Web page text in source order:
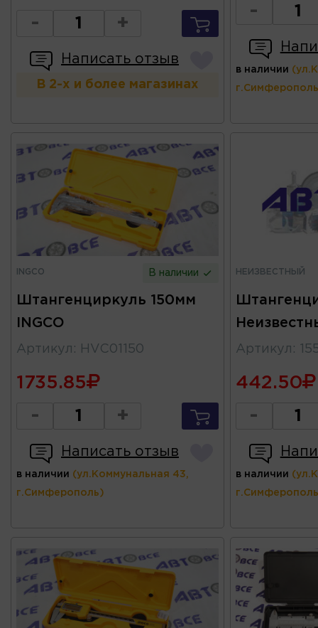
- +
Написать отзыв
В 2-х и более магазинах
-
в наличии
INGCO В наличии
Штангенциркуль 150мм
INGCO
Артикул : HVC01150
1735.85
- +
Написать отзыв
в наличии (ул.Коммунальная 43,
г.Симферополь)
НЕИЗВЕСТНЫЙ
Артикул :
442.50
-
в наличии